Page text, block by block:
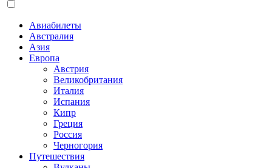
Авиабилеты
Австралия
Азия
Европа
Австрия
Великобритания
Италия
Испания
Кипр
Греция
Россия
Черногория
Путешествия